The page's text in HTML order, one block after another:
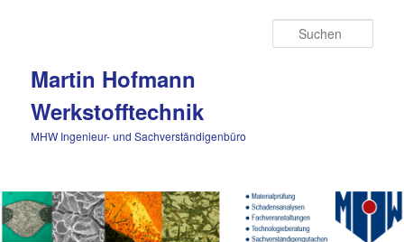
Martin Hofmann
Werkstofftechnik
MHW Ingenieur- und Sachverständigenbüro